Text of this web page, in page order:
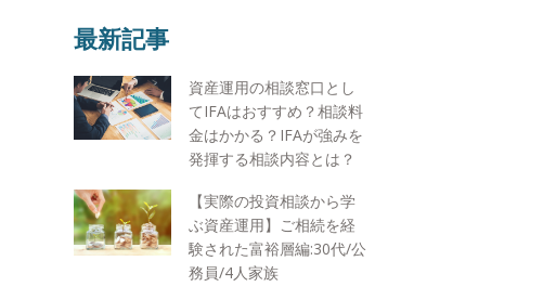
最新記事
資産運用の相談窓口とし
てIFAはおすすめ？相談料
金はかかる？IFAが強みを
発揮する相談内容とは？
【実際の投資相談から学
ぶ資産運用】ご相続を経
験された富裕層編:30代/公
務員/4人家族